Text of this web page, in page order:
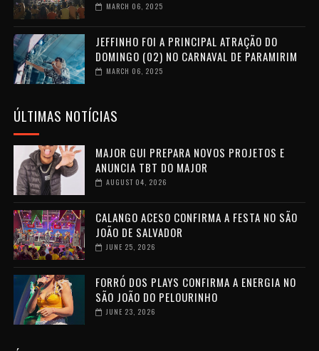
MARCH 06, 2025
JEFFINHO FOI A PRINCIPAL ATRAÇÃO DO
DOMINGO (02) NO CARNAVAL DE PARAMIRIM
MARCH 06, 2025
ÚLTIMAS NOTÍCIAS
MAJOR GUI PREPARA NOVOS PROJETOS E
ANUNCIA TBT DO MAJOR
AUGUST 04, 2026
CALANGO ACESO CONFIRMA A FESTA NO SÃO
JOÃO DE SALVADOR
JUNE 25, 2026
FORRÓ DOS PLAYS CONFIRMA A ENERGIA NO
SÃO JOÃO DO PELOURINHO
JUNE 23, 2026